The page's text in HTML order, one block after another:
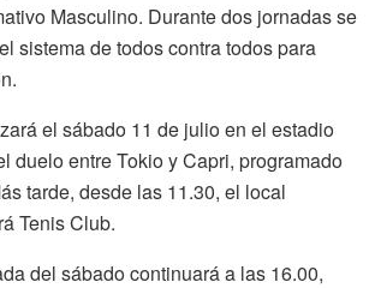
Masculino. Durante dos jornadas se
sistema de todos contra todos para
el sábado 11 de julio en el estadio
duelo entre Tokio y Capri, programado
tarde, desde las 11.30, el local
Tenis Club.
del sábado continuará a las 16.00,